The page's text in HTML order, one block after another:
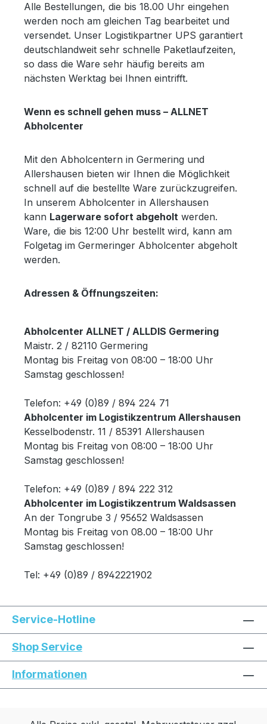
Alle Bestellungen, die bis 18.00 Uhr eingehen
werden noch am gleichen Tag bearbeitet und
versendet. Unser Logistikpartner UPS garantiert
deutschlandweit sehr schnelle Paketlaufzeiten,
so dass die Ware sehr häufig bereits am
nächsten Werktag bei Ihnen eintrifft.
Wenn es schnell gehen muss – ALLNET
Abholcenter
Mit den Abholcentern in Germering und
Allershausen bieten wir Ihnen die Möglichkeit
schnell auf die bestellte Ware zurückzugreifen.
In unserem Abholcenter in Allershausen
kann Lagerware sofort abgeholt werden.
Ware, die bis 12:00 Uhr bestellt wird, kann am
Folgetag im Germeringer Abholcenter abgeholt
werden.
Adressen & Öffnungszeiten:
Abholcenter ALLNET / ALLDIS Germering
Maistr. 2 / 82110 Germering
Montag bis Freitag von 08:00 – 18:00 Uhr
Samstag geschlossen!
Telefon: +49 (0)89 / 894 224 71
Abholcenter im Logistikzentrum Allershausen
Kesselbodenstr. 11 / 85391 Allershausen
Montag bis Freitag von 08:00 – 18:00 Uhr
Samstag geschlossen!
Telefon: +49 (0)89 / 894 222 312
Abholcenter im Logistikzentrum Waldsassen
An der Tongrube 3 / 95652 Waldsassen
Montag bis Freitag von 08.00 – 18:00 Uhr
Samstag geschlossen!
Tel: +49 (0)89 / 8942221902
Service-Hotline
Shop Service
Informationen